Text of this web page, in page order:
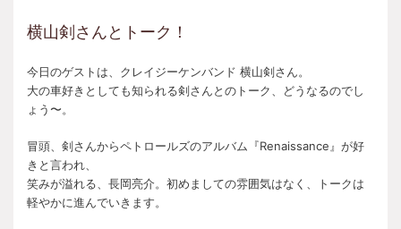
横山剣さんとトーク！
今日のゲストは、クレイジーケンバンド 横山剣さん。
大の車好きとしても知られる剣さんとのトーク、どうなるのでし
ょう〜。
冒頭、剣さんからペトロールズのアルバム『Renaissance』が好
きと言われ、
笑みが溢れる、長岡亮介。初めましての雰囲気はなく、トークは
軽やかに進んでいきます。